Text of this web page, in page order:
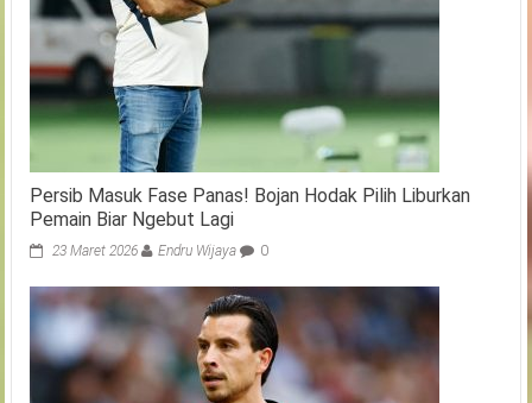
Persib Masuk Fase Panas! Bojan Hodak Pilih Liburkan
Pemain Biar Ngebut Lagi
23 Maret 2026 Endru Wijaya 0